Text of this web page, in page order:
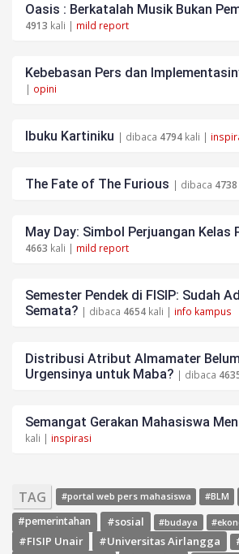
Oasis : Berkatalah Musik Bukan
4913 kali | mild report
Kebebasan Pers dan
| opini
Ibuku Kartiniku | dibaca 4794 kali |
The Fate of The Furious | dibaca 4738
May Day: Simbol Perjuangan Kelas
4663 kali | mild report
Semester Pendek di FISIP: Sudah
Semata? | dibaca 4654 kali | info kampus
Distribusi Atribut Almamater
Urgensinya untuk Maba? | dibaca
Semangat Gerakan Mahasiswa
kali | inspirasi
TAG #portal web pers mahasiswa #BLM
#pemerintahan
#sosial #budaya
#FISIP Unair #Universitas Airlangga